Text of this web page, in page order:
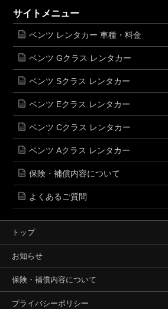
サイトメニュー
ベンツ レンタカー 車種・料金
ベンツ Gクラス レンタカー
ベンツ Sクラス レンタカー
ベンツ Eクラス レンタカー
ベンツ Cクラス レンタカー
ベンツ Aクラス レンタカー
保険・補償内容について
よくあるご質問
トップ
お知らせ
保険・補償内容について
プライバシーポリシー